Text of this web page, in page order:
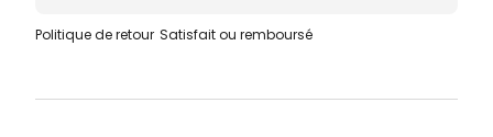
Politique de retour Satisfait ou remboursé